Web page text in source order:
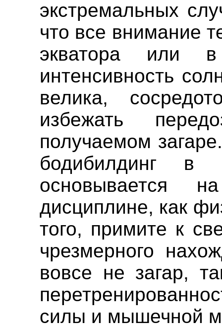
экстремальных
что все внимание
экватора или
интенсивность
велика,
избежать
получаемом
бодибилдинг в
основывается
дисциплине, как
того, примите к
чрезмерного
вовсе не загар,
силы и мышечной